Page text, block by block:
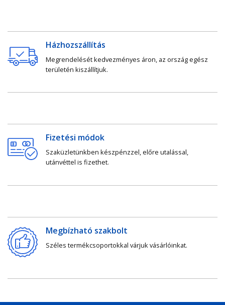
Házhozszállítás
Megrendelését kedvezményes áron, az ország egész
területén kiszállítjuk.
Fizetési módok
Szaküzletünkben készpénzzel, előre utalással,
utánvéttel is fizethet.
Megbízható szakbolt
Széles termékcsoportokkal várjuk vásárlóinkat.